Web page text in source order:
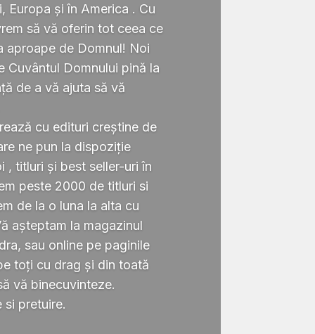
Europa și în America . Cu
să vă oferin tot ceea ce
aproape de Domnul! Noi
Cuvântul Domnului pină la
de a vă ajuta să vă
cu edituri creștine de
ne pun la dispoziție
, titluri și best seller-uri în
peste 2000 de titluri si
de la o luna la alta cu
așteptam la magazinul
sau online pe paginile
toți cu drag și din toată
vă binecuvinteze.
si pretuire.